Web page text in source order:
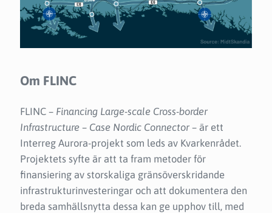
Om FLINC
FLINC – Financing Large-scale Cross-border
Infrastructure – Case Nordic Connector– är ett
Interreg Aurora-projekt som leds av Kvarkenrådet.
Projektets syfte är att ta fram metoder för
finansiering av storskaliga gränsöverskridande
infrastrukturinvesteringar och att dokumentera den
breda samhällsnytta dessa kan ge upphov till, med